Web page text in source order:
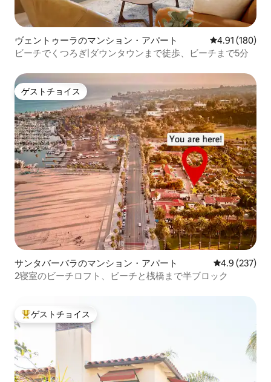
ヴェントゥーラのマンション・アパート レビュー180
4.91 (180)
ビーチでくつろぎ|ダウンタウンまで徒歩、ビーチまで5分
ゲストチョイス
ゲストチョイス
サンタバーバラのマンション・アパート レビュー237
4.9 (237)
2寝室のビーチロフト、ビーチと桟橋まで半ブロック
大好評のゲストチョイスです。
ゲストチョイス